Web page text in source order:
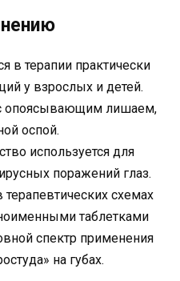
в терапии практически
у взрослых и детей.
опоясывающим лишаем,
оспой.
используется для
поражений глаз.
схемах
таблетками
спектр применения
на губах.